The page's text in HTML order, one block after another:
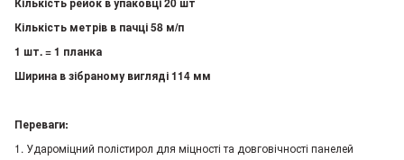
Кількість метрів в пачці 58 м/п
1 шт. = 1 планка
Ширина в зібраному вигляді 114 мм
Переваги:
1. Удароміцний полістирол для міцності та довговічності панелей